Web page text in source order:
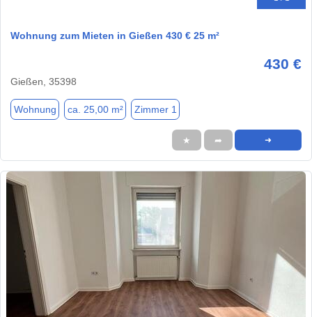
Wohnung zum Mieten in Gießen 430 € 25 m²
430 €
Gießen, 35398
Wohnung ca. 25,00 m² Zimmer 1
★ ➦ ➜